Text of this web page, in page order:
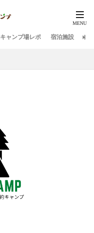
キャンプ場レポ 宿泊施設 観